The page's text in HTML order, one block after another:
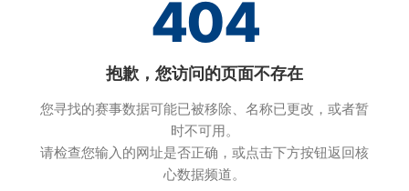
404
抱歉，您访问的页面不存在
您寻找的赛事数据可能已被移除、名称已更改，或者暂
时不可用。
请检查您输入的网址是否正确，或点击下方按钮返回核
心数据频道。